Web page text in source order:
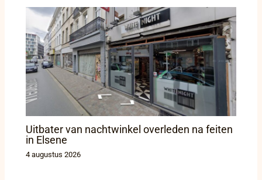
Uitbater van nachtwinkel overleden na feiten
in Elsene
4 augustus 2026